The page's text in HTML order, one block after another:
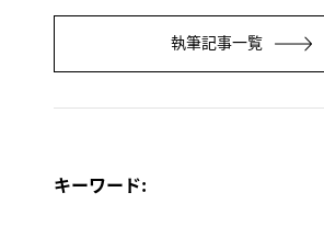
執筆記事一覧
キーワード: